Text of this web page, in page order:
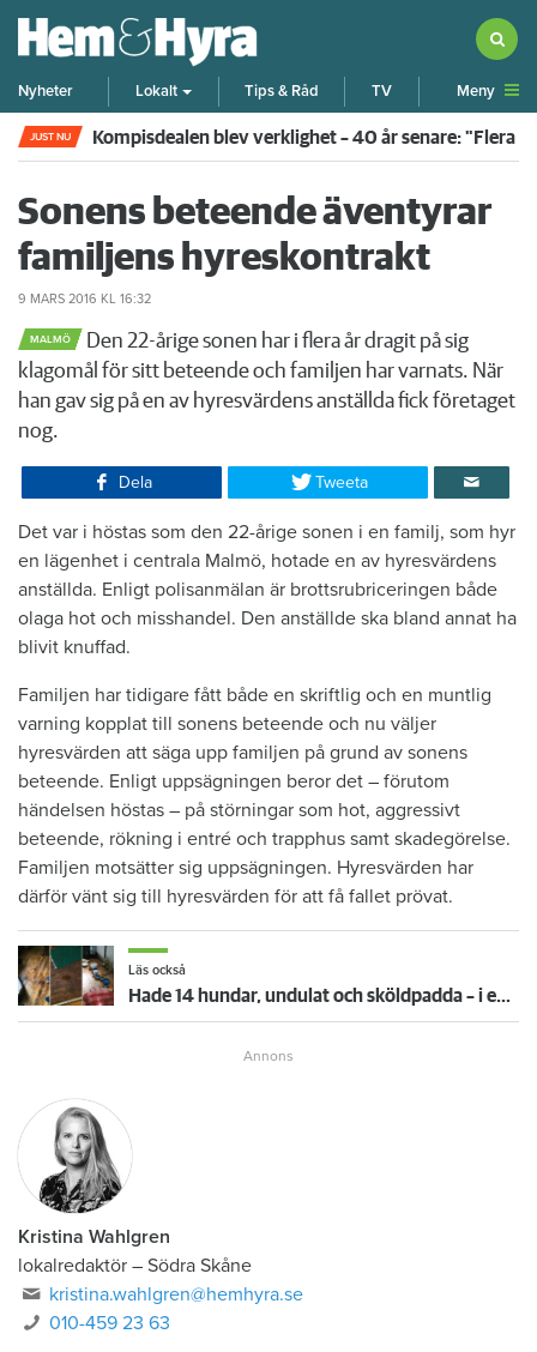
Nyheter Lokalt Tips & Råd TV Meny
JUST NU Kompisdealen blev verklighet – 40 år senare: "Flera
Sonens beteende äventyrar
familjens hyreskontrakt
9 MARS 2016 KL 16:32
MALMÖ
Den 22-årige sonen har i flera år dragit på sig
klagomål för sitt beteende och familjen har varnats. När
han gav sig på en av hyresvärdens anställda fick företaget
nog.
Dela Tweeta
Det var i höstas som den 22-årige sonen i en familj, som hyr
en lägenhet i centrala Malmö, hotade en av hyresvärdens
anställda. Enligt polisanmälan är brottsrubriceringen både
olaga hot och misshandel. Den anställde ska bland annat ha
blivit knuffad.
Familjen har tidigare fått både en skriftlig och en muntlig
varning kopplat till sonens beteende och nu väljer
hyresvärden att säga upp familjen på grund av sonens
beteende. Enligt uppsägningen beror det – förutom
händelsen höstas – på störningar som hot, aggressivt
beteende, rökning i entré och trapphus samt skadegörelse.
Familjen motsätter sig uppsägningen. Hyresvärden har
därför vänt sig till hyresvärden för att få fallet prövat.
Läs också
Hade 14 hundar, undulat och sköldpadda – i en tvårummare
Kristina Wahlgren
lokalredaktör – Södra Skåne
kristina.wahlgren@hemhyra.se
010-459 23 63